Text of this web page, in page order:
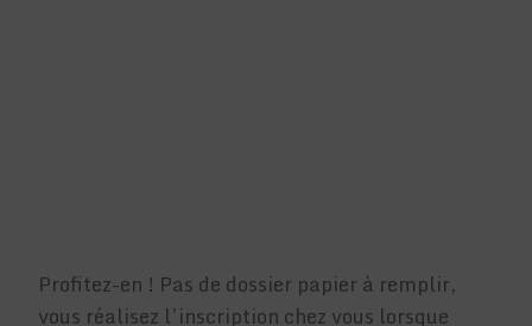
Profitez-en ! Pas de dossier papier à remplir,
vous réalisez l’inscription chez vous lorsque